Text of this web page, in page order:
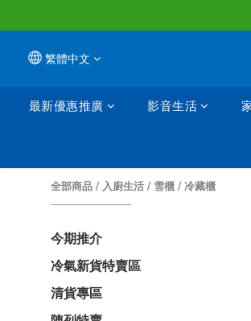
繁體中文
最新優惠推廣 影音生活
全部商品 / 入廚生活 / 雪櫃 / 冷藏櫃
今期推介
冷氣新貨特賣區
清貨專區